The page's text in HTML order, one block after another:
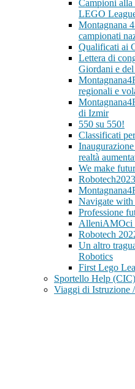
Campioni alla
LEGO
Montagnana
campionati
Qualificati ai
Lettera di
Giordani e
regionali e
di Izmir
550 su 550!
Classificati
realtà
We make
Robotech2023
Navigate
Professione
AlleniAMOci
Robotech
Un altro
Robotics
First Lego
Sportello Help (CIC)
Viaggi di Istruzione